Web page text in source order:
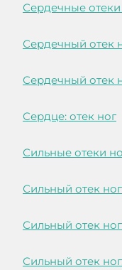
Сердечные
Сердечный отек
Сердечный отек
Сердце: отек ног
Сильные отеки
Сильный отек ног
Сильный отек
Сильный отек